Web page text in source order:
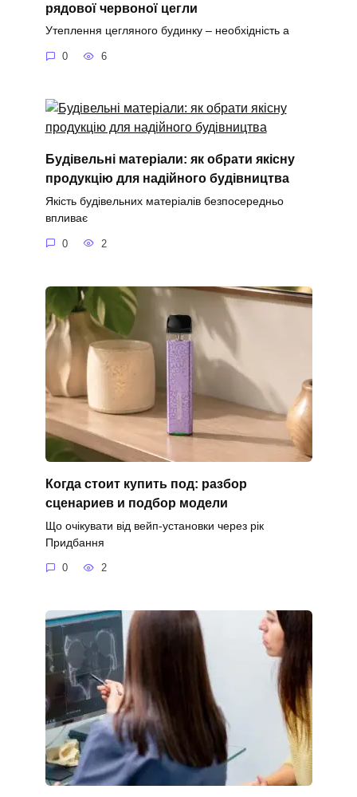
рядової червоної цегли
Утеплення цегляного будинку – необхідність а
0 6
Будівельні матеріали: як обрати якісну
продукцію для надійного будівництва
Якість будівельних матеріалів безпосередньо
впливає
0 2
Когда стоит купить под: разбор
сценариев и подбор модели
Що очікувати від вейп-установки через рік
Придбання
0 2